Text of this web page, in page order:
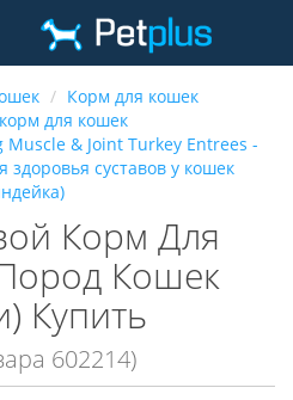
Корм для кошек
для кошек
& Joint Turkey Entrees -
суставов у кошек
Корм Для
Кошек
Купить
602214)